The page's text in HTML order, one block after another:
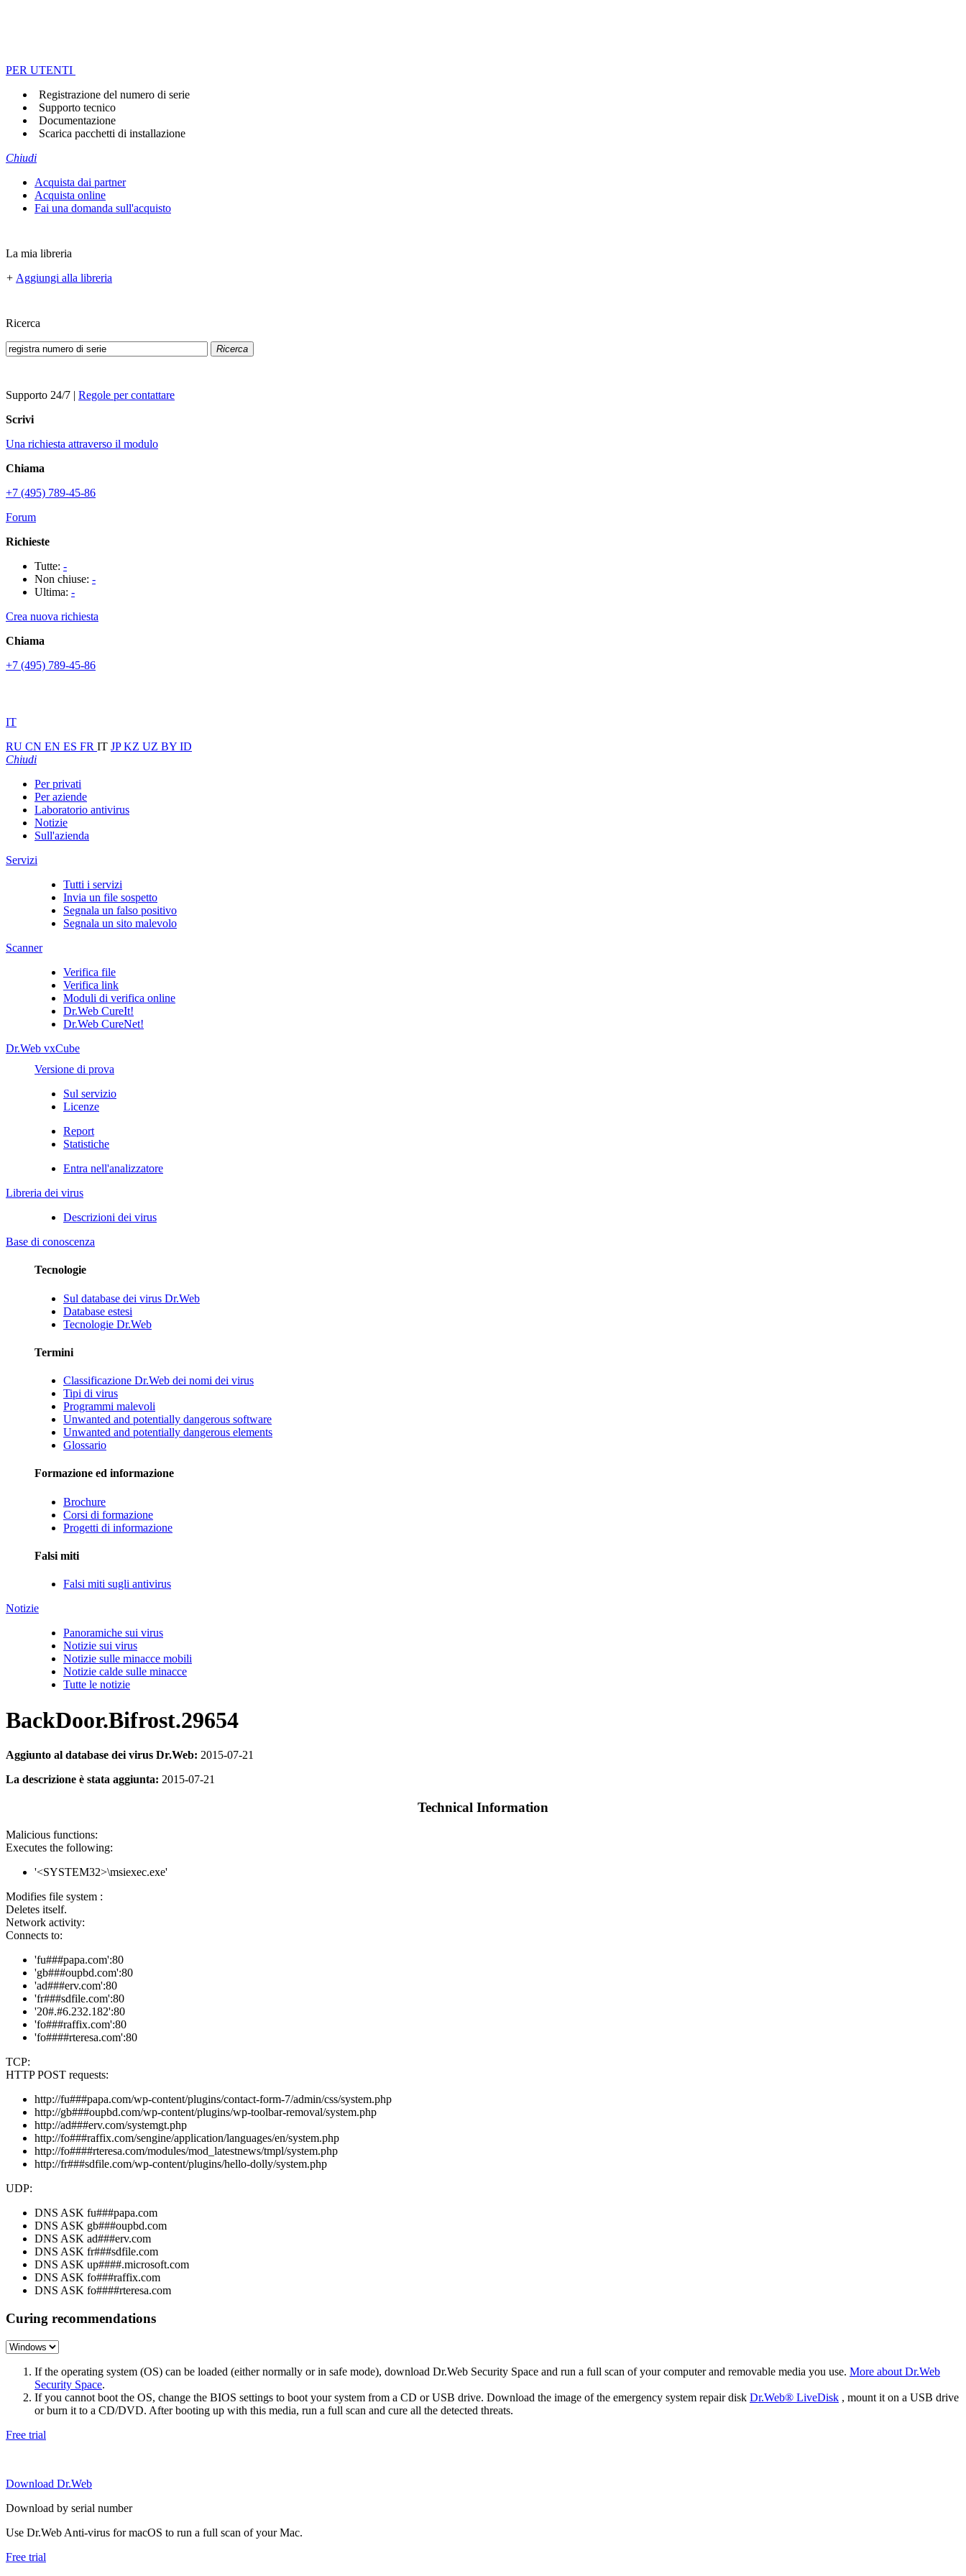
PER UTENTI
Registrazione del numero di serie
Supporto tecnico
Documentazione
Scarica pacchetti di installazione
Chiudi
Acquista dai partner
Acquista online
Fai una domanda sull'acquisto
La mia libreria
+ Aggiungi alla libreria
Ricerca
Ricerca
Supporto 24/7 | Regole per contattare
Scrivi
Una richiesta attraverso il modulo
Chiama
+7 (495) 789-45-86
Forum
Richieste
Tutte: -
Non chiuse: -
Ultima: -
Crea nuova richiesta
Chiama
+7 (495) 789-45-86
IT
RU CN EN ES FR IT JPKZ UZ BY ID
Chiudi
Per privati
Per aziende
Laboratorio antivirus
Notizie
Sull'azienda
Servizi
Tutti i servizi
Invia un file sospetto
Segnala un falso positivo
Segnala un sito malevolo
Scanner
Verifica file
Verifica link
Moduli di verifica online
Dr.Web CureIt!
Dr.Web CureNet!
Dr.Web vxCube
Versione di prova
Sul servizio
Licenze
Report
Statistiche
Entra nell'analizzatore
Libreria dei virus
Descrizioni dei virus
Base di conoscenza
Tecnologie
Sul database dei virus Dr.Web
Database estesi
Tecnologie Dr.Web
Termini
Classificazione Dr.Web dei nomi dei virus
Tipi di virus
Programmi malevoli
Unwanted and potentially dangerous software
Unwanted and potentially dangerous elements
Glossario
Formazione ed informazione
Brochure
Corsi di formazione
Progetti di informazione
Falsi miti
Falsi miti sugli antivirus
Notizie
Panoramiche sui virus
Notizie sui virus
Notizie sulle minacce mobili
Notizie calde sulle minacce
Tutte le notizie
BackDoor.Bifrost.29654
Aggiunto al database dei virus Dr.Web: 2015-07-21
La descrizione è stata aggiunta: 2015-07-21
Technical Information
Malicious functions:
Executes the following:
'<SYSTEM32>\msiexec.exe'
Modifies file system :
Deletes itself.
Network activity:
Connects to:
'fu###papa.com':80
'gb###oupbd.com':80
'ad###erv.com':80
'fr###sdfile.com':80
'20#.#6.232.182':80
'fo###raffix.com':80
'fo####rteresa.com':80
TCP:
HTTP POST requests:
http://fu###papa.com/wp-content/plugins/contact-form-7/admin/css/system.php
http://gb###oupbd.com/wp-content/plugins/wp-toolbar-removal/system.php
http://ad###erv.com/systemgt.php
http://fo###raffix.com/sengine/application/languages/en/system.php
http://fo####rteresa.com/modules/mod_latestnews/tmpl/system.php
http://fr###sdfile.com/wp-content/plugins/hello-dolly/system.php
UDP:
DNS ASK fu###papa.com
DNS ASK gb###oupbd.com
DNS ASK ad###erv.com
DNS ASK fr###sdfile.com
DNS ASK up####.microsoft.com
DNS ASK fo###raffix.com
DNS ASK fo####rteresa.com
Curing recommendations
If the operating system (OS) can be loaded (either normally or in safe mode), download Dr.Web Security Space and run a full scan of your computer and removable media you use. More about Dr.Web
Security Space.
If you cannot boot the OS, change the BIOS settings to boot your system from a CD or USB drive. Download the image of the emergency system repair disk Dr.Web® LiveDisk , mount it on a USB drive
or burn it to a CD/DVD. After booting up with this media, run a full scan and cure all the detected threats.
Free trial
Download Dr.Web
Download by serial number
Use Dr.Web Anti-virus for macOS to run a full scan of your Mac.
Free trial